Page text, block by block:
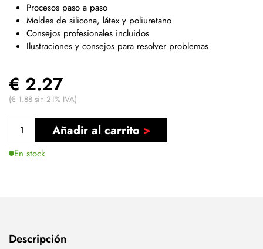
Procesos paso a paso
Moldes de silicona, látex y poliuretano
Consejos profesionales incluidos
Ilustraciones y consejos para resolver problemas
€ 2.27
(€ 1.88 sin 21% IVA)
Añadir al carrito
En stock
Descripción